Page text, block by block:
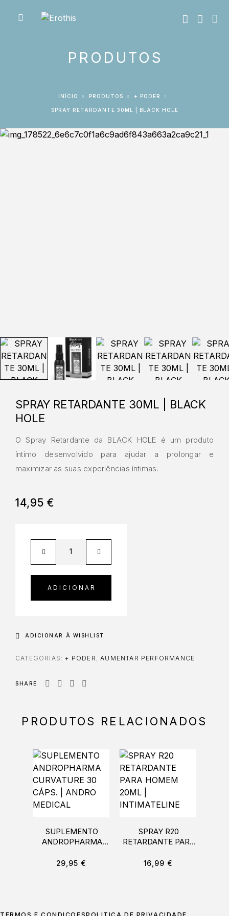
PRODUTOS
INÍCIO PRODUTOS + PODER
SPRAY RETARDANTE 30ML | BLACK HOLE
SPRAY RETARDANTE 30ML | BLACK
HOLE
O Spray Retardante da BLACK HOLE é um produto
íntimo desenvolvido para ajudar a prolongar e
maximizar as suas experiências íntimas.
14,95 €
ADICIONAR
ADICIONAR À WISHLIST
CATEGORIAS:+ PODER ,AUMENTAR PERFORMANCE
SHARE
PRODUTOS RELACIONADOS
SUPLEMENTO
ANDROPHARMA
CÁPS. | ANDRO
29,95 €
SPRAY R20
RETARDANTE PARA
INTIMATELINE
16,99 €